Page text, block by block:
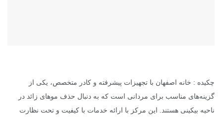
چکیده : خانه اصفهان با تجهیزات پیشرفته و کادر متخصص، یکی از
گزینه‌های مناسب برای مردانی است که به دنبال حذف موهای زائد در
ناحیه بیکینی هستند. این مرکز با ارائه خدمات با کیفیت و تحت نظارت